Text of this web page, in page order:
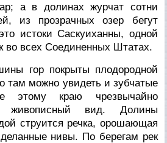
а в долинах журчат сотни
из прозрачных озер бегут
истоки Саскуиханны, одной
во всех Соединенных Штатах.
гор покрыты плодородной
там можно увидеть и зубчатые
этому краю чрезвычайно
живописный вид. Долины
струится речка, орошающая
нивы. По берегам рек